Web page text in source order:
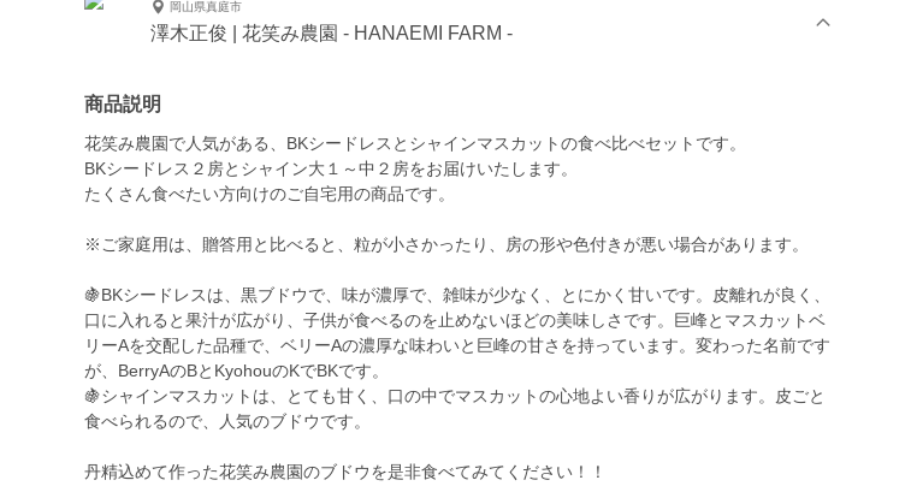
岡山県真庭市
澤木正俊 | 花笑み農園 - HANAEMI FARM -
商品説明
花笑み農園で人気がある、BKシードレスとシャインマスカットの食べ比べセットです。
BKシードレス２房とシャイン大１～中２房をお届けいたします。
たくさん食べたい方向けのご自宅用の商品です。
※ご家庭用は、贈答用と比べると、粒が小さかったり、房の形や色付きが悪い場合があります。
🍇BKシードレスは、黒ブドウで、味が濃厚で、雑味が少なく、とにかく甘いです。皮離れが良く、
口に入れると果汁が広がり、子供が食べるのを止めないほどの美味しさです。巨峰とマスカットベ
リーAを交配した品種で、ベリーAの濃厚な味わいと巨峰の甘さを持っています。変わった名前です
が、BerryAのBとKyohouのKでBKです。
🍇シャインマスカットは、とても甘く、口の中でマスカットの心地よい香りが広がります。皮ごと
食べられるので、人気のブドウです。